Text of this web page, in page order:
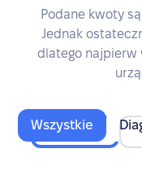
Podane kwoty
Jednak
dlatego najpierw
Wszystkie